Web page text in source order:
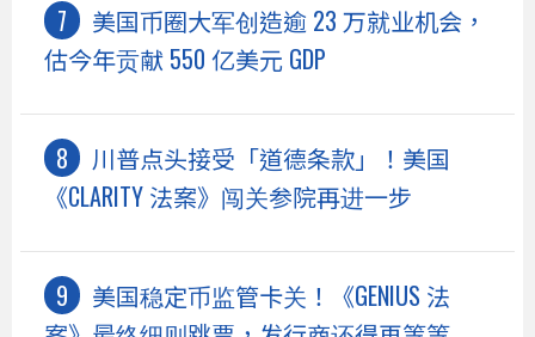
美国币圈大军创造逾 23 万就业机会，
估今年贡献 550 亿美元 GDP
川普点头接受「道德条款」！美国
《CLARITY 法案》闯关参院再进一步
美国稳定币监管卡关！《GENIUS 法